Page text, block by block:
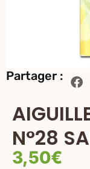
Partager :
N°28
3,50€